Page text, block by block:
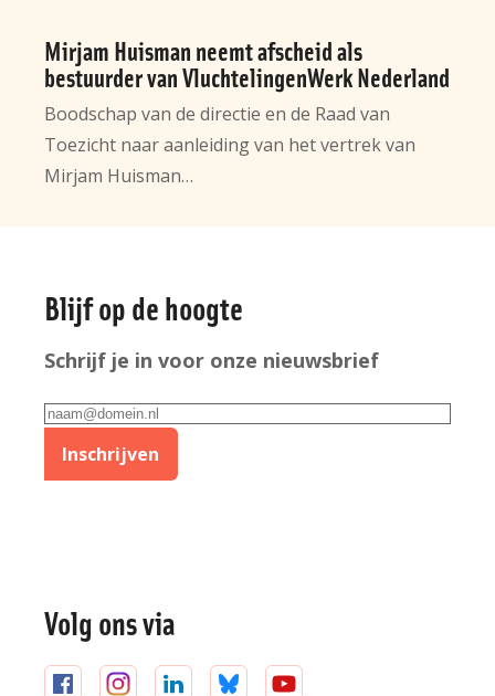
Mirjam Huisman neemt afscheid als
bestuurder van VluchtelingenWerk Nederland
Boodschap van de directie en de Raad van
Toezicht naar aanleiding van het vertrek van
Mirjam Huisman…
informatie
Blijf op de hoogte
Schrijf je in voor onze nieuwsbrief
E-
mailadres
Inschrijven
Volg ons via